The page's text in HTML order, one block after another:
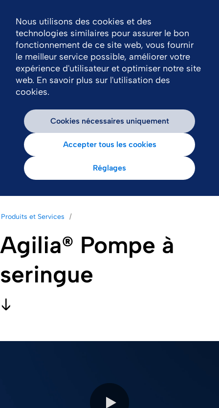
Produits et Services
Agilia® Pompe à
seringue
Nous utilisons des cookies et des
technologies similaires pour assurer le bon
fonctionnement de ce site web, vous fournir
le meilleur service possible, améliorer votre
expérience d'utilisateur et optimiser notre site
web. En savoir plus sur l'utilisation des
cookies.
Cookies nécessaires uniquement
Accepter tous les cookies
Réglages